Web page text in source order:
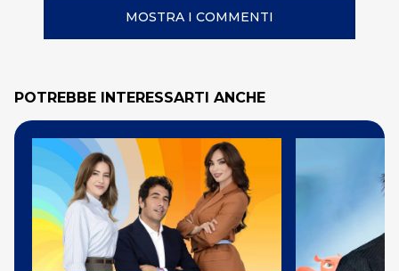
MOSTRA I COMMENTI
POTREBBE INTERESSARTI ANCHE